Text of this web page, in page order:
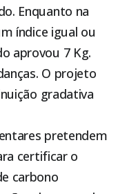
Enquanto na
índice igual ou
aprovou 7 Kg.
O projeto
gradativa
pretendem
certificar o
carbono